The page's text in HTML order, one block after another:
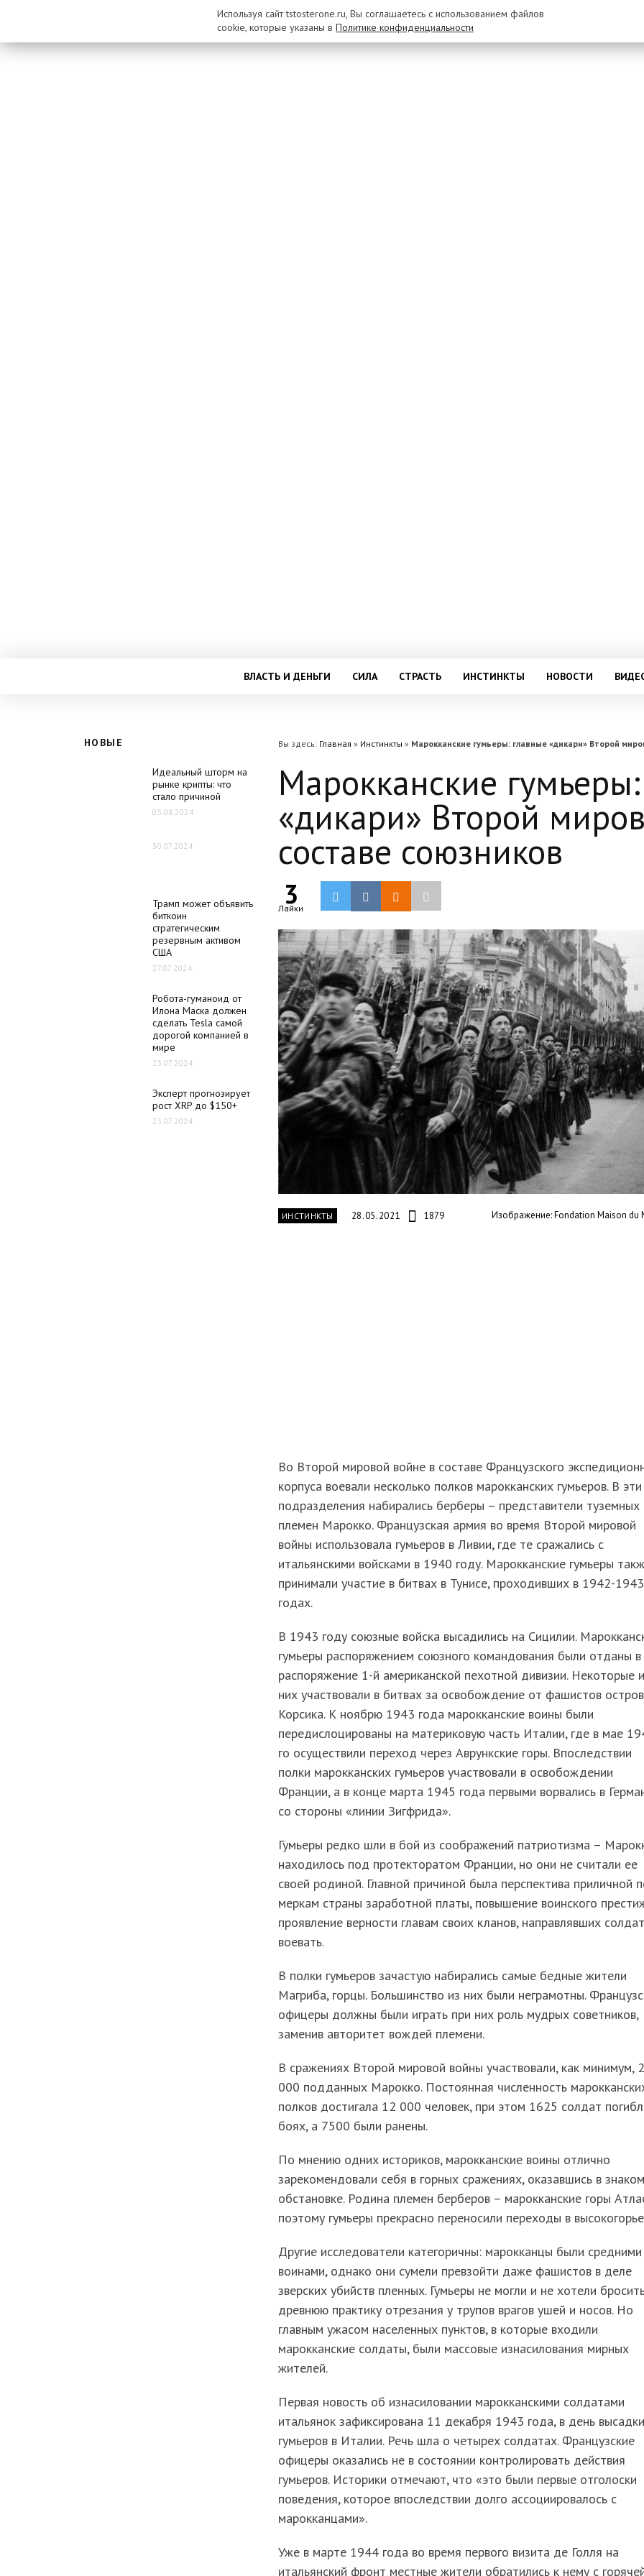
ВЛАСТЬ И ДЕНЬГИ СИЛА СТРАСТЬ ИНСТИНКТЫ НОВОСТИ
НОВЫЕ
Идеальный шторм на
рынке крипты: что
стало причиной
05.08.2024
30.07.2024
Трамп может объявить
биткоин
стратегическим
резервным активом
США
27.07.2024
Робота-гуманоид от
Илона Маска должен
сделать Tesla самой
дорогой компанией в
мире
23.07.2024
Эксперт прогнозирует
рост XRP до $150+
23.07.2024
Вы здесь: Главная » Инстинкты » Марокканские гумьеры: главные «дикари» Второй
Марокканские
«дикари» Второй
составе союзников
3
Лайки
ИНСТИНКТЫ 28.05.2021 1879 Изображение: Fondation Maison du
Во Второй мировой войне в составе Французского
корпуса воевали несколько полков марокканских гумьеров. В эти
подразделения набирались берберы – представители туземных
племен Марокко. Французская армия во время Второй мировой
войны использовала гумьеров в Ливии, где те сражались с
итальянскими войсками в 1940 году. Марокканские гумьеры
принимали участие в битвах в Тунисе, проходивших в 1942-1943
годах.
В 1943 году союзные войска высадились на Сицилии.
гумьеры распоряжением союзного командования были отданы в
распоряжение 1-й американской пехотной дивизии. Некоторые
них участвовали в битвах за освобождение от фашистов
Корсика. К ноябрю 1943 года марокканские воины были
передислоцированы на материковую часть Италии, где в мае
го осуществили переход через Аврункские горы. Впоследствии
полки марокканских гумьеров участвовали в освобождении
Франции, а в конце марта 1945 года первыми ворвались в
со стороны «линии Зигфрида».
Гумьеры редко шли в бой из соображений патриотизма –
находилось под протекторатом Франции, но они не считали ее
своей родиной. Главной причиной была перспектива приличной
меркам страны заработной платы, повышение воинского
проявление верности главам своих кланов, направлявших солдат
воевать.
В полки гумьеров зачастую набирались самые бедные жители
Магриба, горцы. Большинство из них были неграмотны.
офицеры должны были играть при них роль мудрых советников,
заменив авторитет вождей племени.
В сражениях Второй мировой войны участвовали, как минимум,
000 подданных Марокко. Постоянная численность
полков достигала 12 000 человек, при этом 1625 солдат
боях, а 7500 были ранены.
По мнению одних историков, марокканские воины отлично
зарекомендовали себя в горных сражениях, оказавшись в
обстановке. Родина племен берберов – марокканские горы
поэтому гумьеры прекрасно переносили переходы в
Другие исследователи категоричны: марокканцы были средними
воинами, однако они сумели превзойти даже фашистов в деле
зверских убийств пленных. Гумьеры не могли и не хотели
древнюю практику отрезания у трупов врагов ушей и носов. Но
главным ужасом населенных пунктов, в которые входили
марокканские солдаты, были массовые изнасилования мирных
жителей.
Первая новость об изнасиловании марокканскими солдатами
итальянок зафиксирована 11 декабря 1943 года, в день высадки
гумьеров в Италии. Речь шла о четырех солдатах. Французские
офицеры оказались не в состоянии контролировать действия
гумьеров. Историки отмечают, что «это были первые отголоски
поведения, которое впоследствии долго ассоциировалось с
марокканцами».
Уже в марте 1944 года во время первого визита де Голля на
итальянский фронт местные жители обратились к нему с
Используя сайт tstosterone.ru, Вы соглашаетесь с использованием файлов
cookie, которые указаны в Политике конфиденциальности